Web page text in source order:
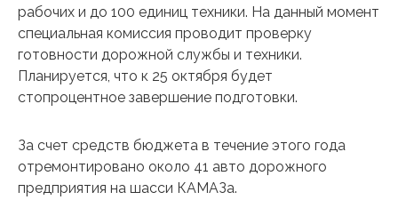
рабочих и до 100 единиц техники. На данный момент
специальная комиссия проводит проверку
готовности дорожной службы и техники.
Планируется, что к 25 октября будет
стопроцентное завершение подготовки.
За счет средств бюджета в течение этого года
отремонтировано около 41 авто дорожного
предприятия на шасси КАМАЗа.